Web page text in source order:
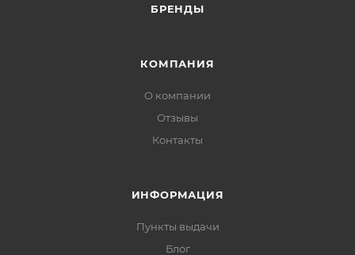
БРЕНДЫ
КОМПАНИЯ
О компании
Отзывы
Контакты
ИНФОРМАЦИЯ
Пункты выдачи
Блог